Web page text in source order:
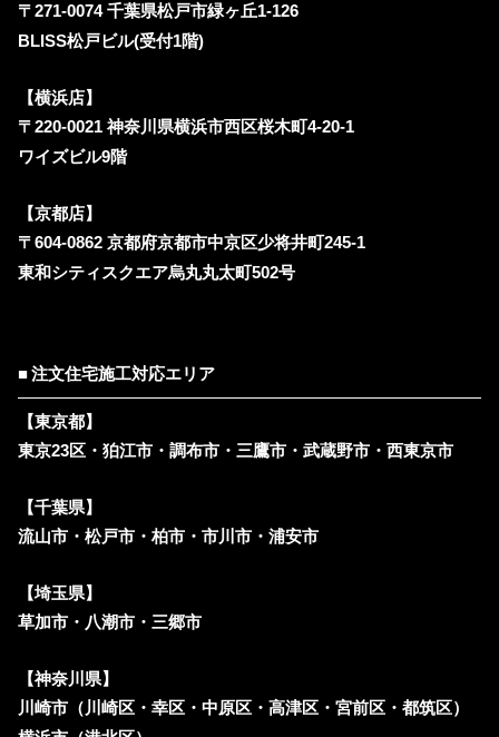
〒271-0074 千葉県松戸市緑ヶ丘1-126
BLISS松戸ビル(受付1階)
【横浜店】
〒220-0021 神奈川県横浜市西区桜木町4-20-1
ワイズビル9階
【京都店】
〒604-0862 京都府京都市中京区少将井町245-1
東和シティスクエア烏丸丸太町502号
注文住宅施工対応エリア
【東京都】
東京23区・狛江市・調布市・三鷹市・武蔵野市・西東京市
【千葉県】
流山市・松戸市・柏市・市川市・浦安市
【埼玉県】
草加市・八潮市・三郷市
【神奈川県】
川崎市（川崎区・幸区・中原区・高津区・宮前区・都筑区）